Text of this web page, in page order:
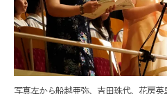
写真左から船越亜弥、吉田珠代、花房